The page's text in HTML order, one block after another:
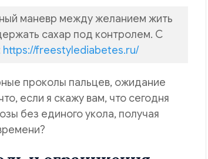
маневр между желанием жить
сахар под контролем. С
https://freestylediabetes.ru/
проколы пальцев, ожидание
если я скажу вам, что сегодня
без единого укола, получая